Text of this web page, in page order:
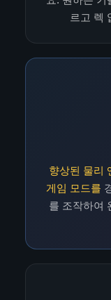
르고 렉
향상된 물리
게임 모드를
를 조작하여